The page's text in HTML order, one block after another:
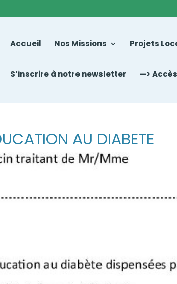
Accueil Nos Missions Projets
S’inscrire à notre newsletter —>
AU DIABETE